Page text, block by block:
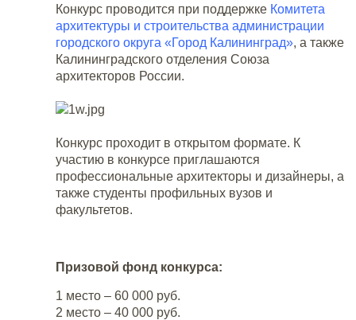
Конкурс проводится при поддержке Комитета
архитектуры и строительства администрации
городского округа «Город Калининград», а также
Калининградского отделения Союза
архитекторов России.
Конкурс проходит в открытом формате. К
участию в конкурсе приглашаются
профессиональные архитекторы и дизайнеры, а
также студенты профильных вузов и
факультетов.
Призовой фонд конкурса:
1 место – 60 000 руб.
2 место – 40 000 руб.